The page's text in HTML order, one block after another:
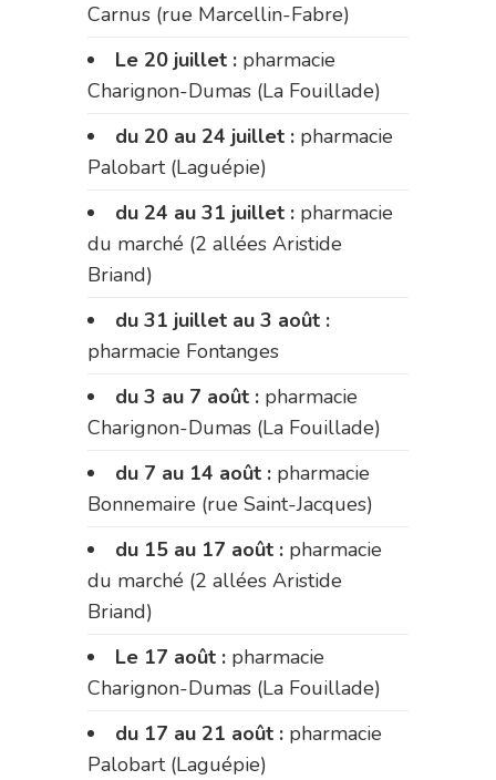
Carnus (rue Marcellin-Fabre)
Le 20 juillet : pharmacie
Charignon-Dumas (La Fouillade)
du 20 au 24 juillet : pharmacie
Palobart (Laguépie)
du 24 au 31 juillet : pharmacie
du marché (2 allées Aristide
Briand)
du 31 juillet au 3 août :
pharmacie Fontanges
du 3 au 7 août : pharmacie
Charignon-Dumas (La Fouillade)
du 7 au 14 août : pharmacie
Bonnemaire (rue Saint-Jacques)
du 15 au 17 août : pharmacie
du marché (2 allées Aristide
Briand)
Le 17 août : pharmacie
Charignon-Dumas (La Fouillade)
du 17 au 21 août : pharmacie
Palobart (Laguépie)